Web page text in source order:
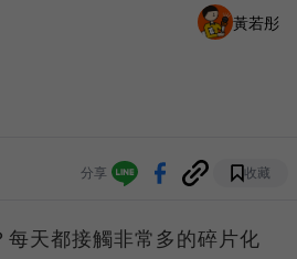
黃若彤
分享 收藏
天都接觸非常多的碎片化